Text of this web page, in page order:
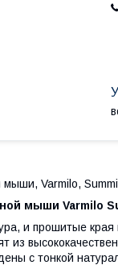
Varmilo,
мыши Varmilo
и прошитые
из
с тонкой